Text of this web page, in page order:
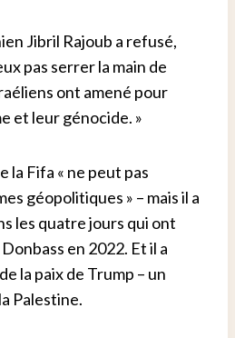
Jibril Rajoub a refusé,
pas serrer la main de
ont amené pour
et leur génocide. »
Fifa « ne peut pas
géopolitiques » – mais il a
les quatre jours qui ont
en 2022. Et il a
la paix de Trump – un
Palestine.